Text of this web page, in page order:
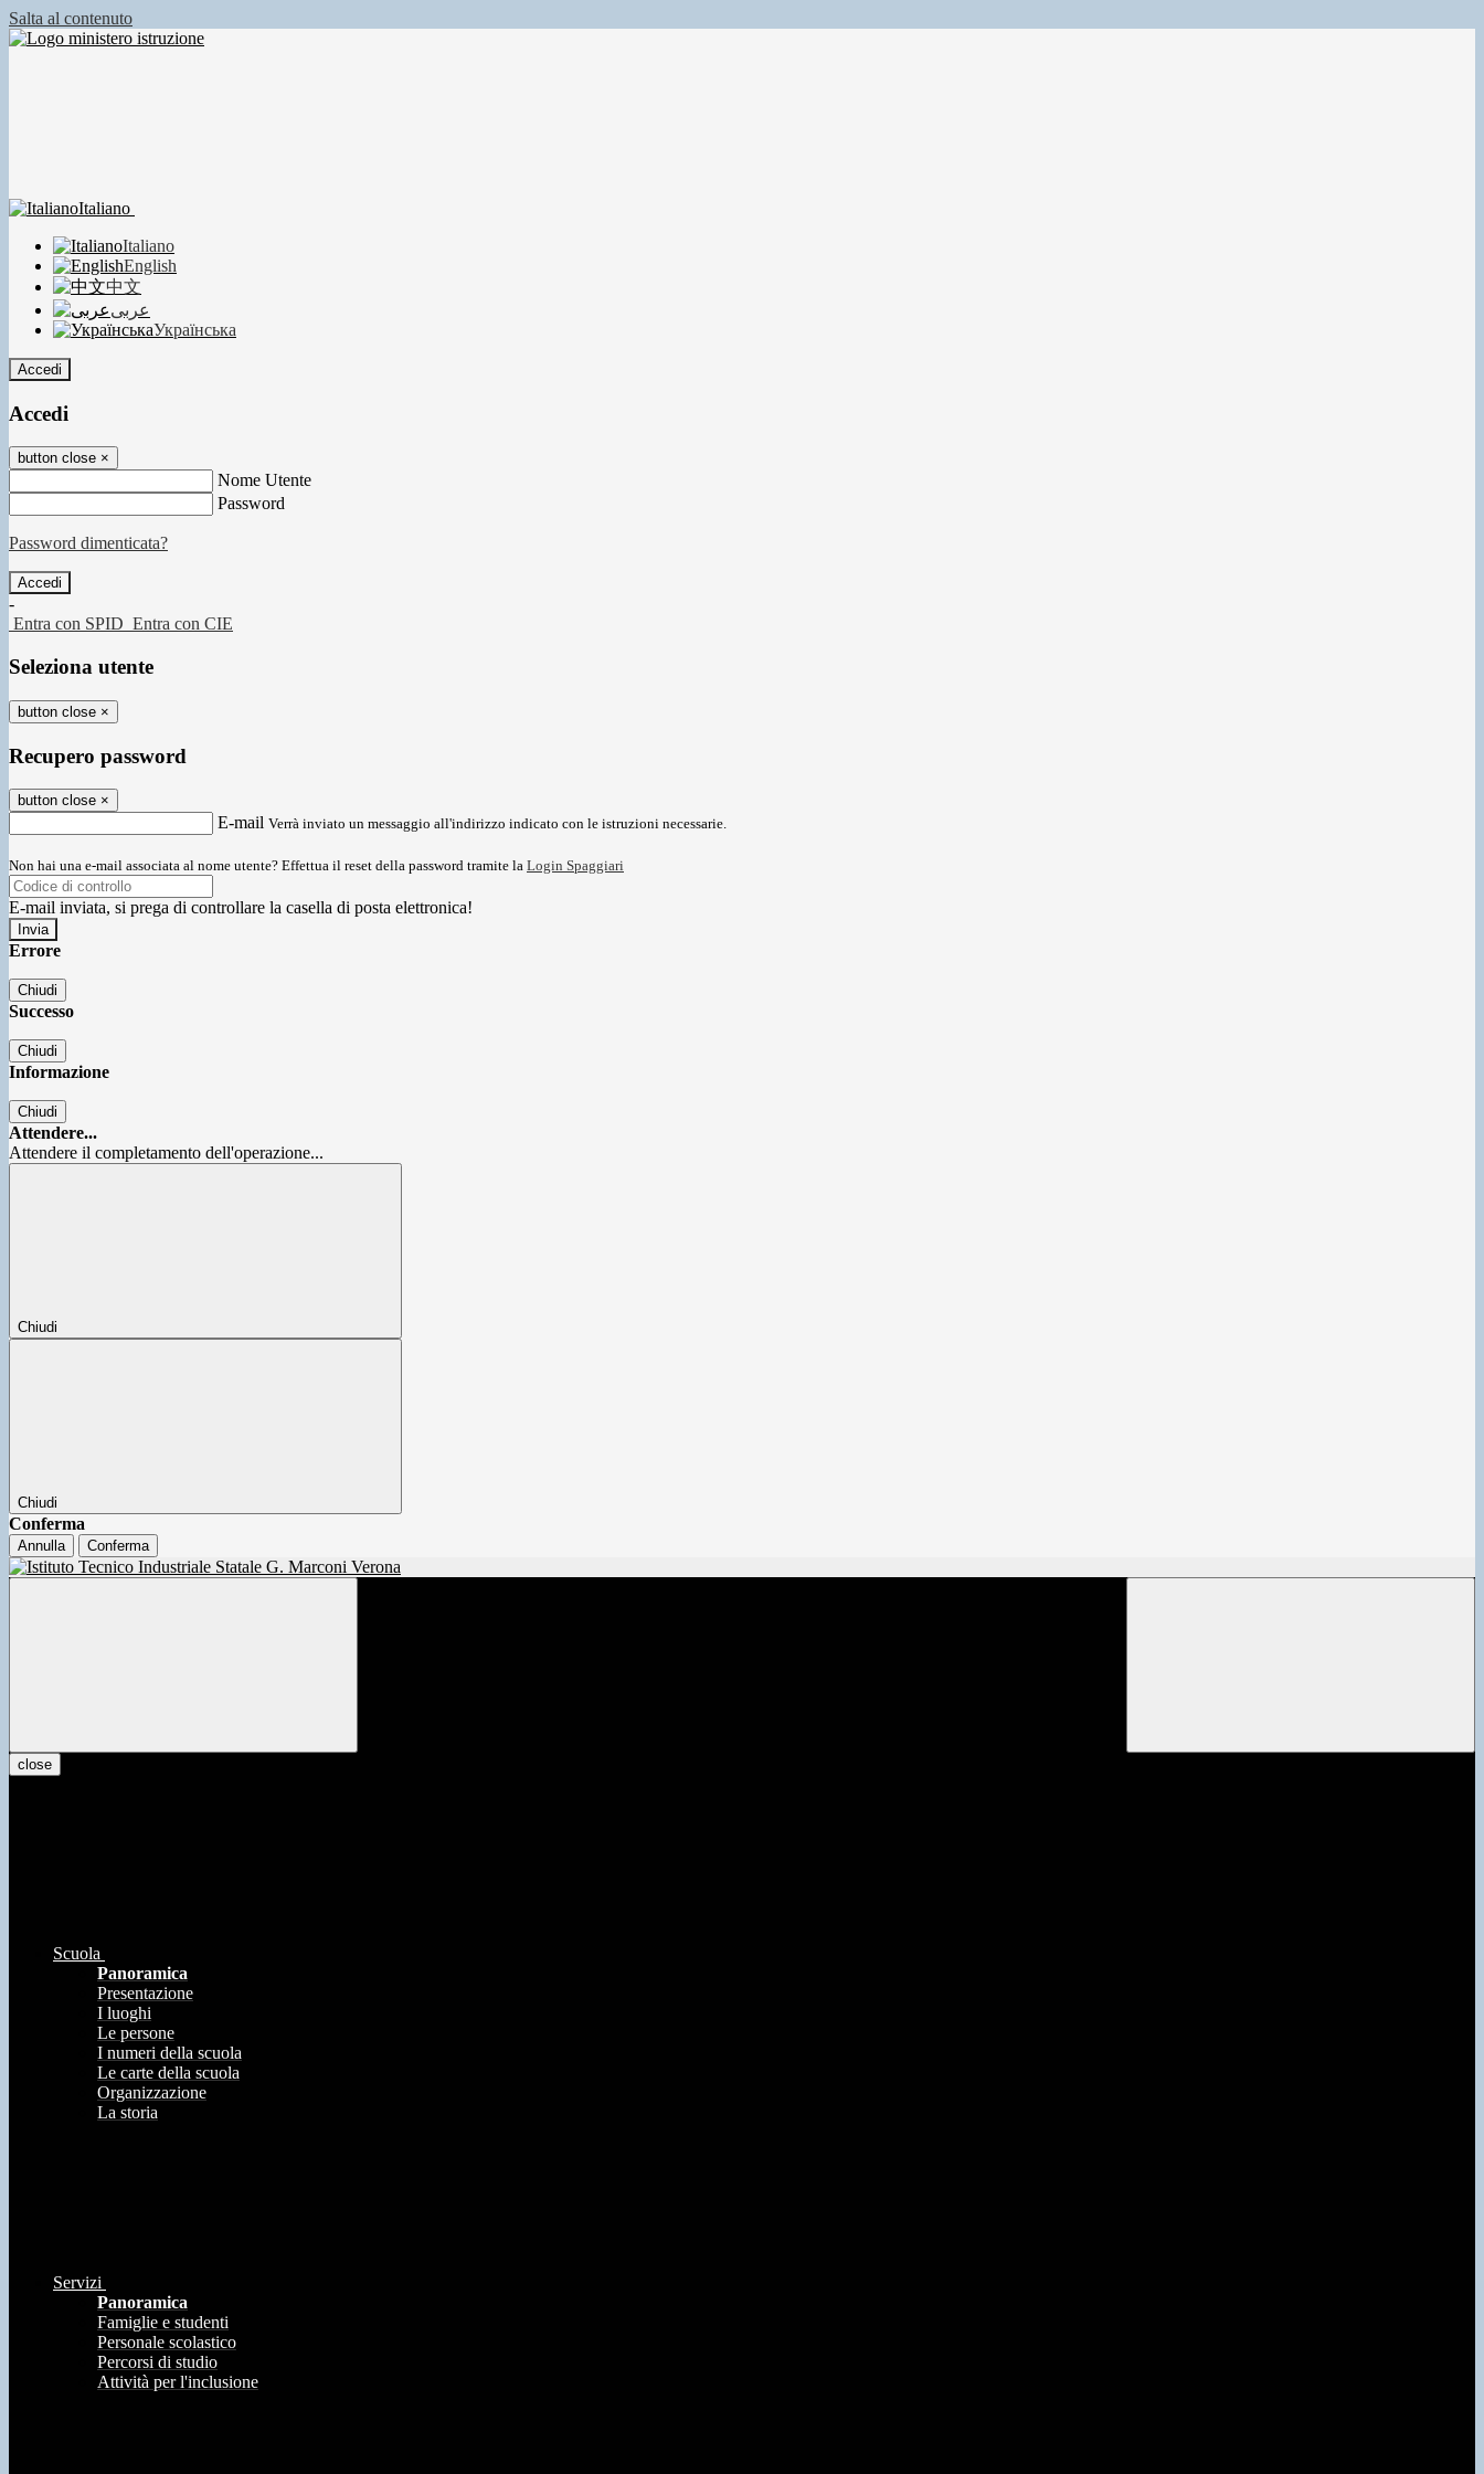
Salta al contenuto
Italiano
Italiano
English
中文
عربى
Українська
Accedi
Accedi
button close ×
Nome Utente
Password
Password dimenticata?
-
Entra con SPID Entra con CIE
Seleziona utente
button close ×
Recupero password
button close ×
E-mail Verrà inviato un messaggio all'indirizzo indicato con le istruzioni necessarie.
Non hai una e-mail associata al nome utente? Effettua il reset della password tramite la Login Spaggiari
E-mail inviata, si prega di controllare la casella di posta elettronica!
Errore
Chiudi
Successo
Chiudi
Informazione
Chiudi
Attendere...
Attendere il completamento dell'operazione...
Chiudi
Chiudi
Conferma
Annulla Conferma
close
Scuola
Panoramica
Presentazione
I luoghi
Le persone
I numeri della scuola
Le carte della scuola
Organizzazione
La storia
Servizi
Panoramica
Famiglie e studenti
Personale scolastico
Percorsi di studio
Attività per l'inclusione